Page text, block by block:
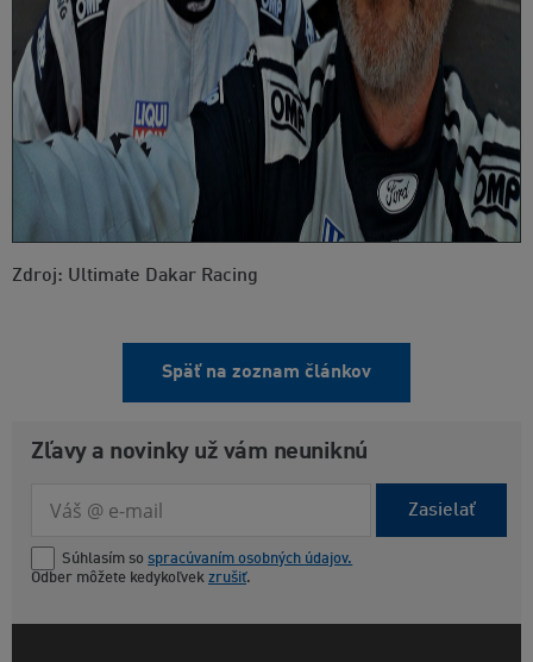
Zdroj: Ultimate Dakar Racing
Späť na zoznam článkov
Zľavy a novinky už vám neuniknú
Zasielať
Súhlasím so spracúvaním osobných údajov.
Odber môžete kedykoľvek zrušiť.